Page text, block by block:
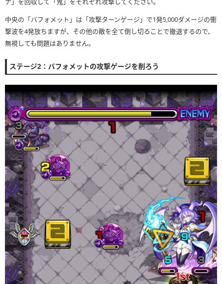
中央の「バフォメット」は「攻撃ターンゲージ」で1発5,000ダメージの衝
撃波を4発放ちますが、その他の敵を全て倒し切ることで撤退するので、
無視しても問題はありません。
ステージ2：バフォメットの攻撃ゲージを削ろう